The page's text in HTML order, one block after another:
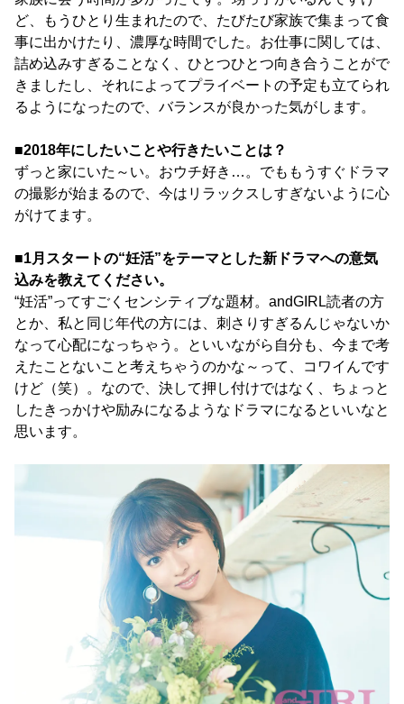
ど、もうひとり生まれたので、たびたび家族で集まって食
事に出かけたり、濃厚な時間でした。お仕事に関しては、
詰め込みすぎることなく、ひとつひとつ向き合うことがで
きましたし、それによってプライベートの予定も立てられ
るようになったので、バランスが良かった気がします。
■2018年にしたいことや行きたいことは？
ずっと家にいた～い。おウチ好き…。でももうすぐドラマ
の撮影が始まるので、今はリラックスしすぎないように心
がけてます。
■1月スタートの“妊活”をテーマとした新ドラマへの意気
込みを教えてください。
“妊活”ってすごくセンシティブな題材。andGIRL読者の方
とか、私と同じ年代の方には、刺さりすぎるんじゃないか
なって心配になっちゃう。といいながら自分も、今まで考
えたことないこと考えちゃうのかな～って、コワイんです
けど（笑）。なので、決して押し付けではなく、ちょっと
したきっかけや励みになるようなドラマになるといいなと
思います。